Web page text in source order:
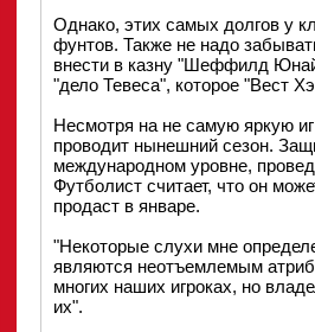
Однако, этих самых долгов у
фунтов. Также не надо
внести в казну "Шеффилд
"дело Тевеса", которое "Вест
Несмотря на не самую яркую
проводит нынешний сезон.
международном уровне,
Футболист считает, что он
продаст в январе.
"Некоторые слухи мне
являются неотъемлемым
многих наших игроках, но
их".